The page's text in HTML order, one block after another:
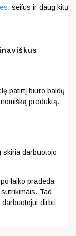
, seifus ir daug kitų
patirtį biuro baldų
produktą.
skiria darbuotojo
laiko pradeda
Tad
dirbti